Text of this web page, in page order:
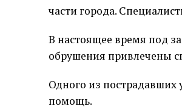
части города.
В настоящее время под
обрушения привлечены
Одного из пострадавших
помощь.